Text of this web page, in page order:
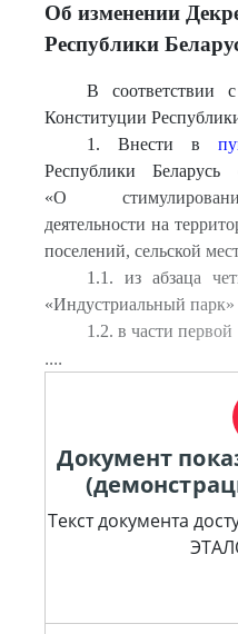
Об изменении
Республики
В соответствии
Конституции
1. Внести в
Республики
«О
деятельности на
поселений, сельской
1.1. из абзаца
«Индустриальный
1.2. в части первой
....
Документ
Текст документа